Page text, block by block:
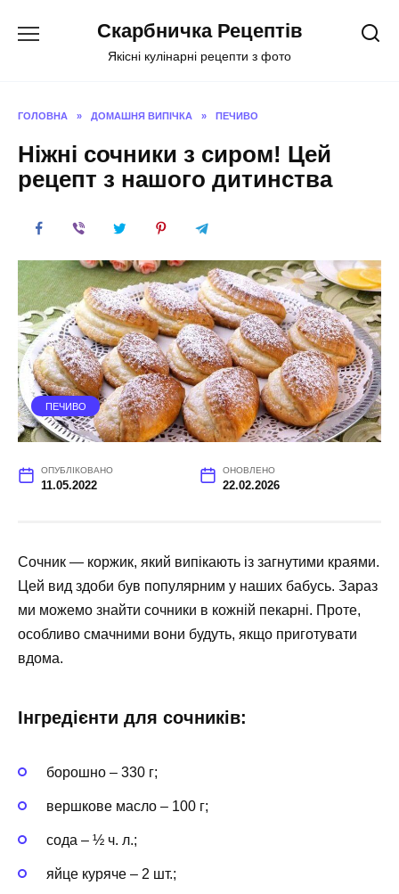
Скарбничка Рецептів
Якісні кулінарні рецепти з фото
ГОЛОВНА » ДОМАШНЯ ВИПІЧКА » ПЕЧИВО
Ніжні сочники з сиром! Цей
рецепт з нашого дитинства
ПЕЧИВО
ОПУБЛІКОВАНО
11.05.2022
ОНОВЛЕНО
22.02.2026
Сочник — коржик, який випікають із загнутими краями.
Цей вид здоби був популярним у наших бабусь. Зараз
ми можемо знайти сочники в кожній пекарні. Проте,
особливо смачними вони будуть, якщо приготувати
вдома.
Інгредієнти для сочників:
борошно – 330 г;
вершкове масло – 100 г;
сода – ½ ч. л.;
яйце куряче – 2 шт.;